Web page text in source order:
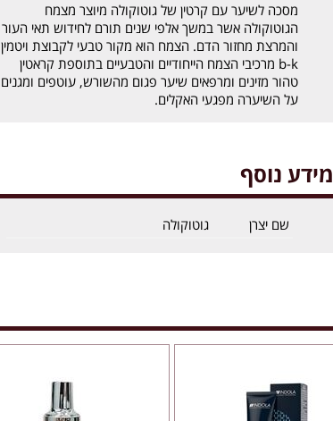
מסכה לשיער עם קרטין של גוטוקולה מיוצר מצמח
הגוטוקולה אשר במשך אלפי שנים תורם לחידוש תאי העור
והמרצת מחזור הדם. הצמח הוא מקור טבעי לקבוצת ויטמין
b-k מרכיבי הצמח הייחודיים והטבעיים בתוספת קראטין
טהור מזינים ומרפאים שיער פגום מהשורש, עוטפים ומגנים
על השיערה מפגעי האקלים.
מידע נוסף
שם יצרן גוטוקולה